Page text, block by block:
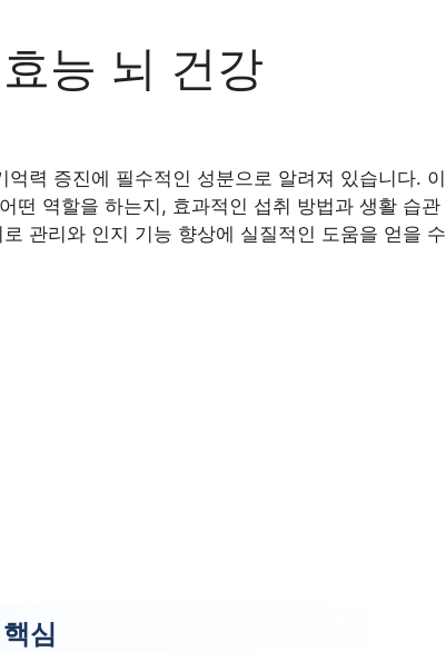
능 뇌 건강
력 증진에 필수적인 성분으로 알려져 있습니다. 이
떤 역할을 하는지, 효과적인 섭취 방법과 생활 습관
관리와 인지 기능 향상에 실질적인 도움을 얻을 수
심